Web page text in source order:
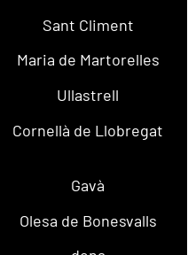
Sant Climent
Maria de Martorelles
Ullastrell
Cornellà de Llobregat
Gavà
Olesa de Bonesvalls